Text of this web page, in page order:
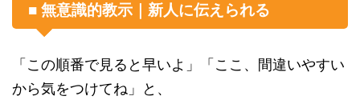
■ 無意識的教示｜新人に伝えられる
「この順番で見ると早いよ」「ここ、間違いやすい
から気をつけてね」と、